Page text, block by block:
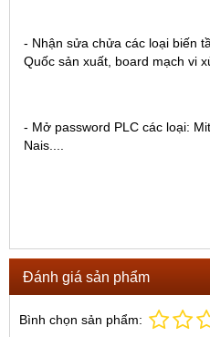
- Nhận sửa chửa các loại biến
Quốc sản xuất, board mạch vi
- Mở password PLC các loại:
Nais....
Đánh giá sản phẩm
Bình chọn sản phẩm: